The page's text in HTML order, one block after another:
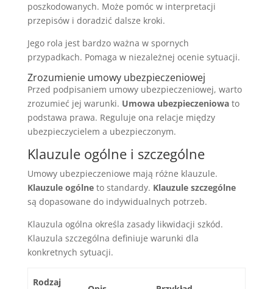
poszkodowanych. Może pomóc w interpretacji
przepisów i doradzić dalsze kroki.
Jego rola jest bardzo ważna w spornych
przypadkach. Pomaga w niezależnej ocenie sytuacji.
Zrozumienie umowy ubezpieczeniowej
Przed podpisaniem umowy ubezpieczeniowej, warto
zrozumieć jej warunki. Umowa ubezpieczeniowato
podstawa prawa. Reguluje ona relacje między
ubezpieczycielem a ubezpieczonym.
Klauzule ogólne i szczególne
Umowy ubezpieczeniowe mają różne klauzule.
Klauzule ogólneto standardy. Klauzule szczególne
są dopasowane do indywidualnych potrzeb.
Klauzula ogólna określa zasady likwidacji szkód.
Klauzula szczególna definiuje warunki dla
konkretnych sytuacji.
Rodzaj